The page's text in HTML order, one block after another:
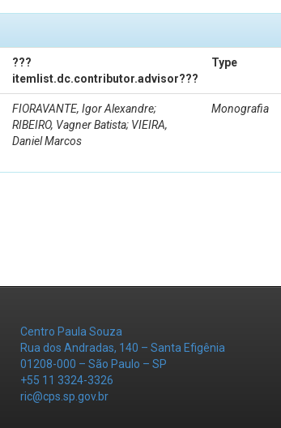
???
itemlist.dc.contributor.advisor???
Type
FIORAVANTE, Igor Alexandre;
RIBEIRO, Vagner Batista; VIEIRA,
Daniel Marcos
Monografia
Centro Paula Souza
Rua dos Andradas, 140 – Santa Efigênia
01208-000 – São Paulo – SP
+55 11 3324-3326
ric@cps.sp.gov.br